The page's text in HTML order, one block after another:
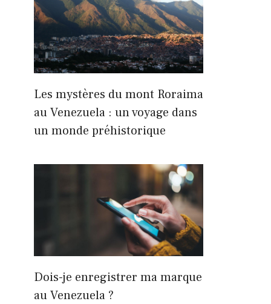
Les mystères du mont Roraima
au Venezuela : un voyage dans
un monde préhistorique
Dois-je enregistrer ma marque
au Venezuela ?